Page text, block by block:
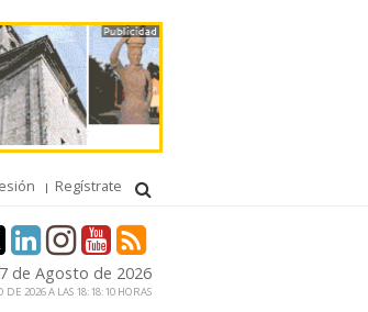
Regístrate
de Agosto de 2026
2026 A LAS 18:18:10 HORAS